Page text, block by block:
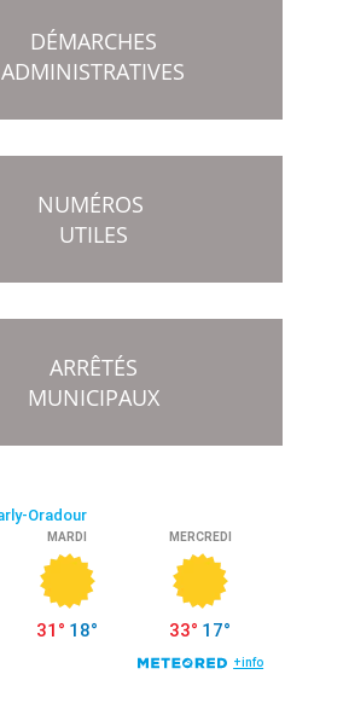
DÉMARCHES
ADMINISTRATIVES
NUMÉROS
UTILES
ARRÊTÉS
MUNICIPAUX